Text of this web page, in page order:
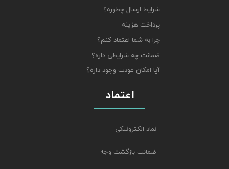
شرایط ارسال چطوره؟
پرداخت هزینه
چرا به شما اعتماد کنم؟
ضمانت چه شرایطی داره؟
آیا امکان عودت وجود داره؟
اعتماد
نماد الکترونیکی
ضمانت بازگشت وجه